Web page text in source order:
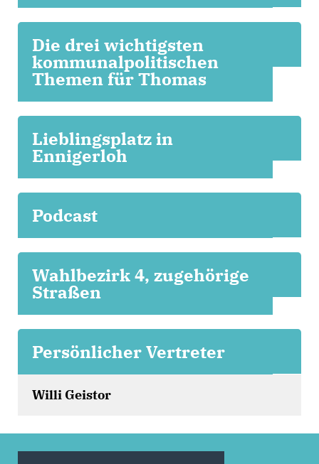
Die drei wichtigsten
kommunalpolitischen
Themen für Thomas
Lieblingsplatz in
Ennigerloh
Podcast
Wahlbezirk 4, zugehörige
Straßen
Persönlicher Vertreter
Willi Geistor